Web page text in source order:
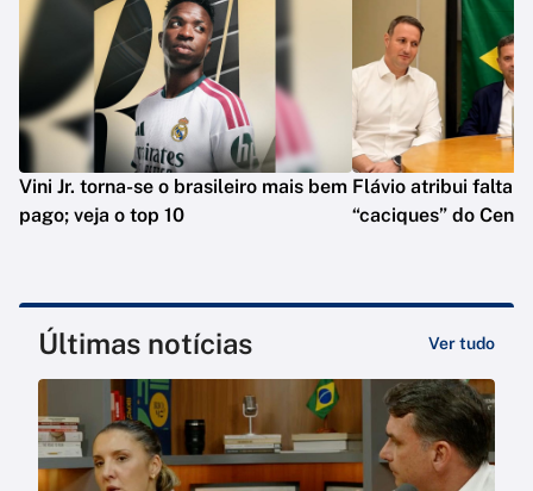
Vini Jr. torna-se o brasileiro mais bem
pago; veja o top 10
Flávio atribui falta
“caciques” do
Últimas notícias Ver tudo